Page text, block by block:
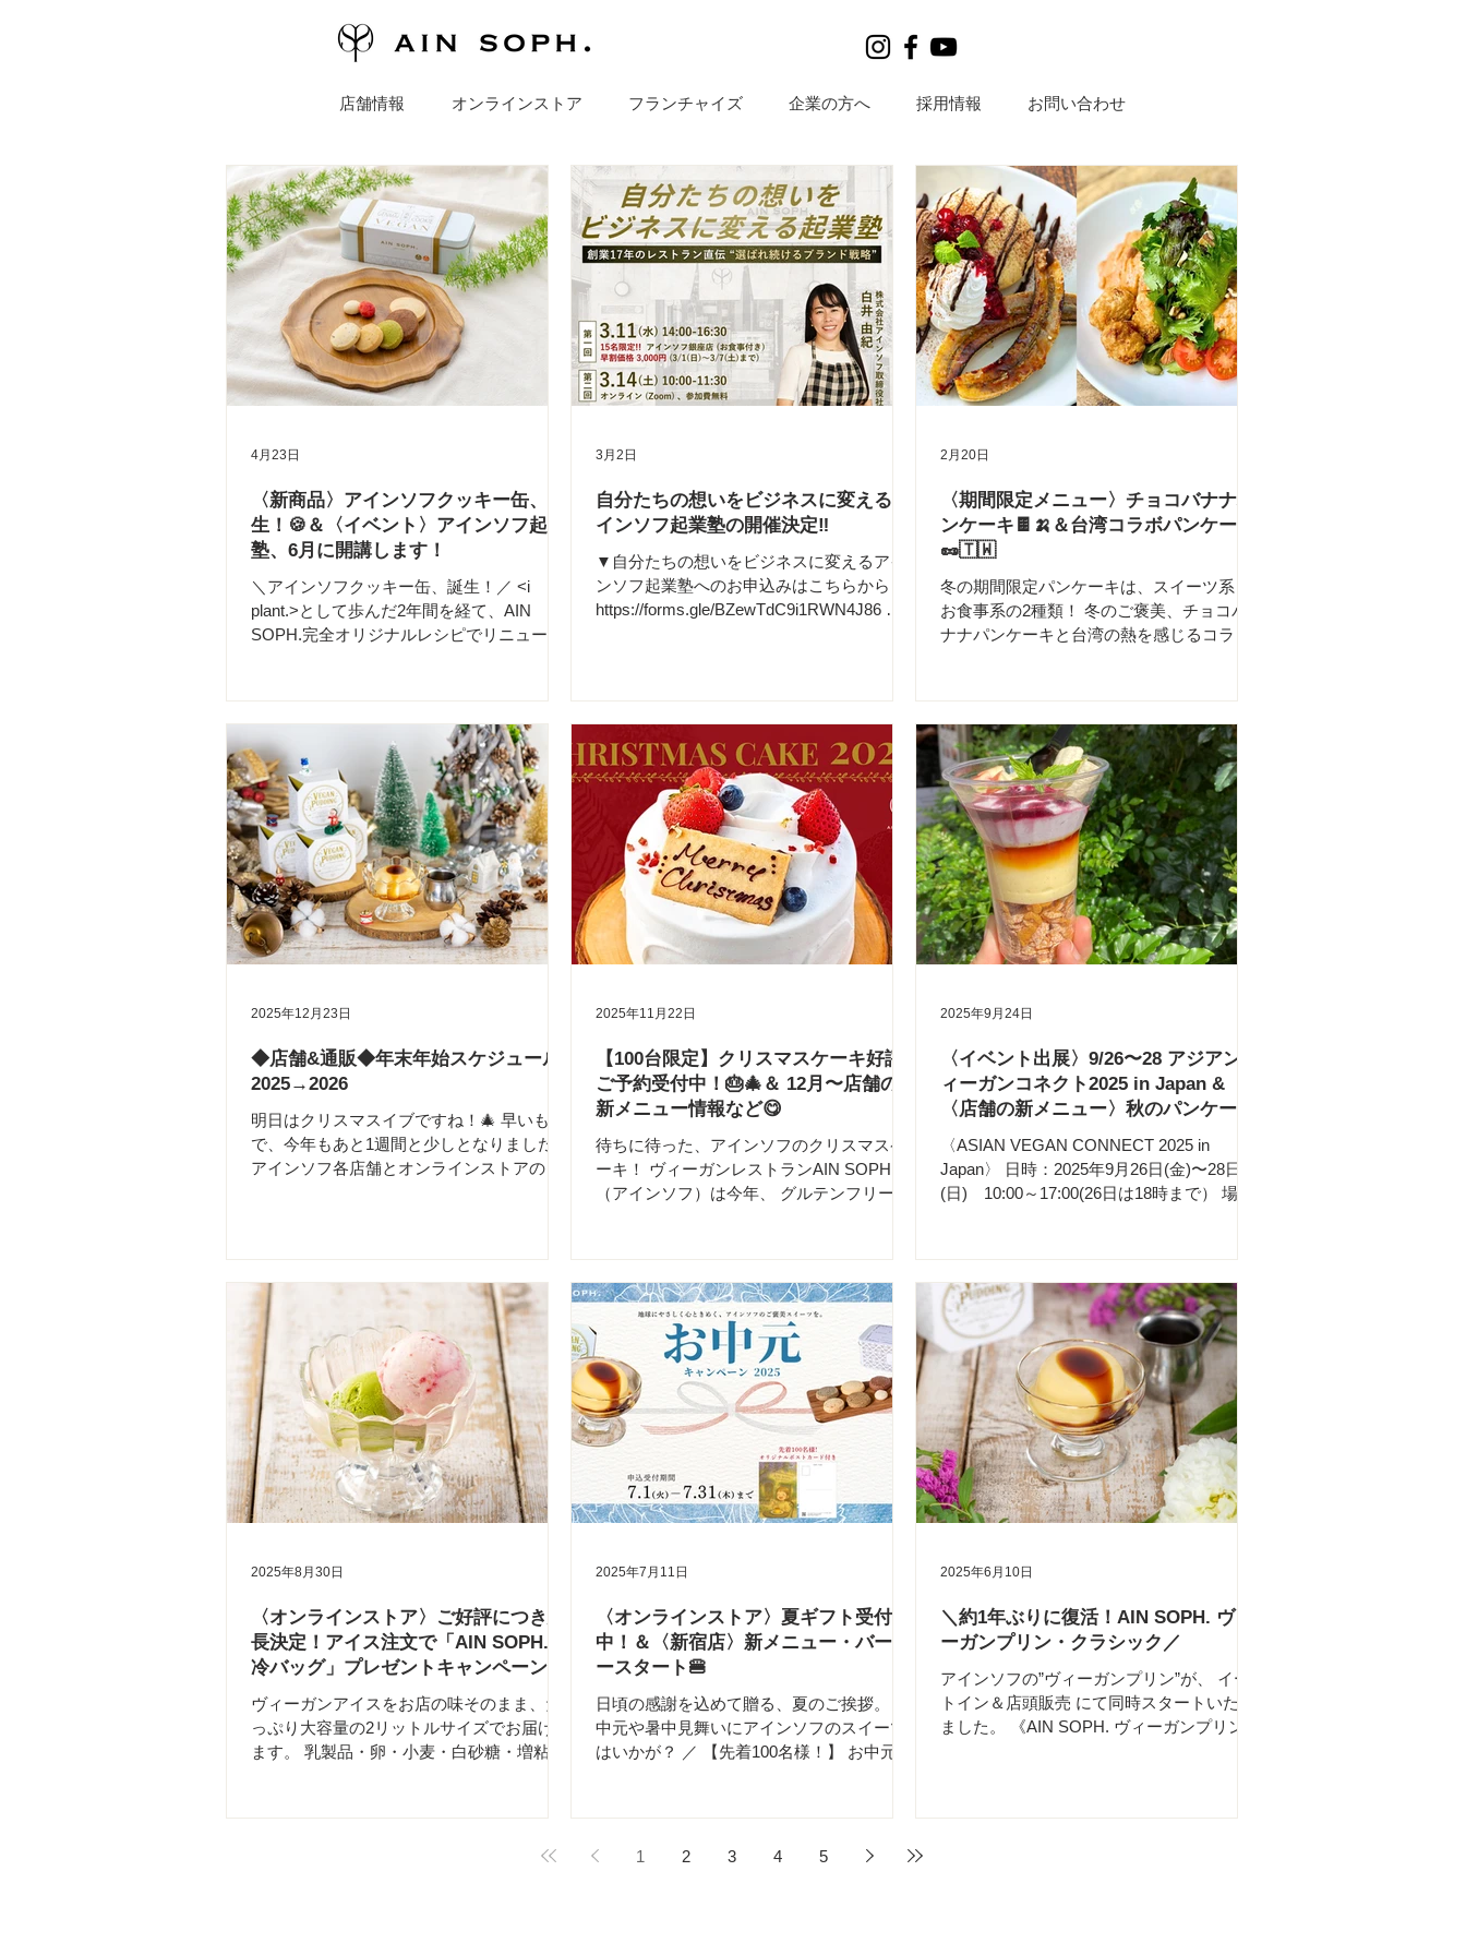
店舗情報 オンラインストア フランチャイズ 企業の方へ 採用情報 お問い合わせ
〈新商品〉アインソフクッキー缶、誕
生！🍪＆〈イベント〉アインソフ起業
塾、6月に開講します！
＼アインソフクッキー缶、誕生！／ <i
plant.>として歩んだ2年間を経て、AIN
SOPH.完全オリジナルレシピでリニューア
め込みました。 《AIN SOPH.ヴィーガンア
ソートクッキー缶》 📍 銀座店、新宿店、池
袋店、京都店、オンラインストア 🗓️ 2026年
4月24日(金)〜順次販売スタート 🛒
https://shop.ain-soph.jp/products/iplant-
cookie-tin 7種類の玄米クッキーを丁寧に詰
め合わせた、100％植物性素材のクッキー
缶。 季節のギフトに、植物性のやさしいお
菓子を選んでみませんか？ ちょっとしたお
祝いや、日頃のお礼に。 ​様々なシーンに合
うクッキー缶です。 結婚式の引き出物や企
業の記念品など、大量注文も承っておりま
落花生・えび・かに・くるみ」を持ち込ま
分のサービスには自信がある。でも、なぜ
か選ばれない。」 そのモヤモヤ、ずっと
4月23日
自分たちの想いをビジネスに変えるア
インソフ起業塾の開催決定‼️
▼自分たちの想いをビジネスに変えるアイ
ンソフ起業塾へのお申込みはこちらから
https://forms.gle/BZewTdC9i1RWN4J86 ￣
に、収益につながらない」 そんな方のため
の、実践型のアインソフ起業塾です✨ 創業
17年、独自の世界観で選ばれ続けてきたブ
ランドの経営者が、想いをビジネスへと変
える具体的な方法をお伝えします！ これは
単なるノウハウではなく、想いと収益を両
立させ、長く愛されるブランドをつくるた
めの実践プログラムです！ 【この起業塾で
得られること】 ・想いを「売れる形」に変
換する方法 ・共感され、選ばれるブランド
の作り方 ・利益を残しながら理想を守る数
字設計 ・無理なく続けられるビジネス構造
キュラム内容】 ① 想いをビジネスの軸にす
残すための数字設計 ④ 続けられる仕組みを
つくる ⑤ 応援される関係性を築く 【開催
日程
3月2日
〈期間限定メニュー〉チョコバナナパ
ンケーキ🍫🍌＆台湾コラボパンケーキ
🥜🇹🇼
冬の期間限定パンケーキは、スイーツ系と
お食事系の2種類！ 冬のご褒美、チョコバ
ナナパンケーキと台湾の熱を感じるコラボ
座店、新宿店、池袋店、京都店 にてご提供
🗓️〜2月末以降を目処に、なくなり次第終了
冬の定番チョコ×ベリーに、丸ごとバナナを
合わせて、間違いなく美味しい一皿に仕上
げました。 ほかほかのパンケーキに少し溶
けだしたチョコアイスと、ベリーソース、
キャラメリゼしたバナナと一緒にお召し上
がりください。 自分でかける追いチョコソ
ースで自分好みに😋🍫 ヴィーガン&グルテ
ンフリー&五葷抜き（全素）🌱 《3種のベリ
ーとチョコのパンケーキ》 📍 蓼科店 にて
ご提供 🗓️〜2月末以降、なくなり次第終了
食べれます😋 苺・クランベリー・ラズベリ
絶品。 ほかほかのパンケーキに少し溶けだ
したチョコアイスと一緒にお召し上がりく
ださい。 ヴィーガン&グルテンフリー&五葷
抜き（全素）🌱
2月20日
◆店舗&通販◆年末年始スケジュール
2025→2026
明日はクリスマスイブですね！🎄 早いもの
で、今年もあと1週間と少しとなりました。
アインソフ各店舗とオンラインストアの、
みにしています🎍🙌 年末年始の特別に吉祥
なひとときに、アインソフの菜食を召し上
がりませんか？ 今月も年末年始も、皆様の
ご来店を心よりお待ちしております🤗
======================== 📍銀座店
@ainsoph.ginza 年内最終：12/30(火)ランチ
まで 休業：12/31(水)、1/1(木) 年始：
1/2(金)〜スタート ……… 📍新宿店
@ainsoph.journey 年末年始は休業なし、フ
ル営業いたします！🎉 ……… 📍池袋店
@ainsoph.soar 年内最終：12/30(火)ランチ
まで 休業：12/31(水)〜1/3(土) 年始：
ainsoph.journey.kyoto 年内最終：12/31(水)
2025年12月23日
【100台限定】クリスマスケーキ好評
ご予約受付中！🎂🎄＆ 12月〜店舗の
新メニュー情報など😋
待ちに待った、アインソフのクリスマスケ
ーキ！ ヴィーガンレストランAIN SOPH.
（アインソフ）は今年、 グルテンフリー＆
パティシエが材料選びから心を込めて、一
つ一つ丁寧に手作りします。 合計100台限
定 、オンライン事前予約受付中！ なくなり
次第終了ですので、お早めのご予約がおす
すめです。 〈ラインナップ〉 🎂 苺のクリ
スマスショートケーキ4号(直径12cm) 2〜
4人分 🎂 苺のクリスマスショートケーキ5号
(直径15cm) 4〜6人分 今年はレストラン
店舗での受け渡しではなく、 『アインソフ
アトリエ』 にて パティシエたちが心を込め
てお作りしたケーキを直接お渡しいたしま
す。 山手線・南北線 「駒込駅」から徒歩2
好き 「さつまいもモンブランパンケーキ」
＆グルテンフリー。 📍銀座店、新宿店、池
袋店、京都店、蓼科店 🗓️〜12月中旬終了予
定。なくなり次第、店舗ごとに終了となり
2025年11月22日
〈イベント出展〉9/26〜28 アジアンヴ
ィーガンコネクト2025 in Japan &
〈店舗の新メニュー〉秋のパンケーキ
🍁🍠
〈ASIAN VEGAN CONNECT 2025 in
Japan〉 日時：2025年9月26日(金)〜28日
(日) 10:00～17:00(26日は18時まで） 場
ジアの美味しいヴィーガングルメが集結す
る、夢のようなイベントに、アインソフも
出店させていただきます！ ヴィーガンのラ
ーメン、焼き鳥、カツサンド、〆にパフ
ェ、、、🤤 トークイベント、交流会、試食
会などイベントも盛りだくさん！ イチオシ
は、イベント3日間限定の 『フルーツプリ
ンパフェ』 ！ #アインソフのプリン が丸々
1個入って、りんご、バナナ、ブルーベリー
と、たくさんのフルーツを盛り付けまし
た。 ヴィーガン🌱グルテンフリー プリンパ
フェ以外にもクッキー缶やレシピ本、グロ
良ければレシピ本にオーナーのサインも入
============== ・イチオシメニュー フ
ルーツプリンパフェ🍮 ・物販 ヴィーガン玄
米クッキー
2025年9月24日
〈オンラインストア〉ご好評につき延
長決定！アイス注文で「AIN SOPH.保
冷バッグ」プレゼントキャンペーン
ヴィーガンアイスをお店の味そのまま、た
っぷり大容量の2リットルサイズでお届けし
ます。 乳製品・卵・小麦・白砂糖・増粘
イスです！ 夏の暑さも、あっという間に
2025年8月30日
〈オンラインストア〉夏ギフト受付
中！＆〈新宿店〉新メニュー・バーガ
ースタート🍔
日頃の感謝を込めて贈る、夏のご挨拶。 お
中元や暑中見舞いにアインソフのスイーツ
はいかが？ ／ 【先着100名様！】 お中元ギ
トアで お中元としてご注文いただいた商品
に、...
2025年7月11日
＼約1年ぶりに復活！AIN SOPH. ヴィ
ーガンプリン・クラシック／
アインソフの”ヴィーガンプリン”が、 イー
トイン＆店頭販売 にて同時スタートいたし
ました。 《AIN SOPH. ヴィーガンプリン・
リンのはじまり。...
2025年6月10日
1 2 3 4 5